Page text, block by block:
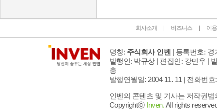
회사소개 비즈니스 이
명칭: 주식회사 인벤 | 등록번호: 경
발행인: 박규상 | 편집인: 강민우 |
층
발행연월일: 2004 11. 11 | 전화번호
인벤의 콘텐츠 및 기사는 저작권
Copyrightⓒ Inven.All rights